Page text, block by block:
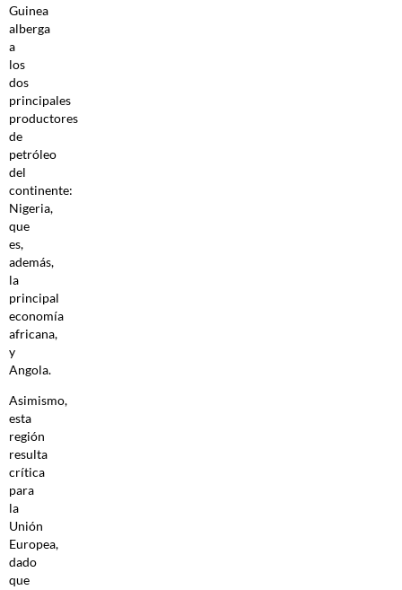
Guinea
alberga
a
los
dos
principales
productores
de
petróleo
del
continente:
Nigeria,
que
es,
además,
la
principal
economía
africana,
y
Angola.
Asimismo,
esta
región
resulta
crítica
para
la
Unión
Europea,
dado
que